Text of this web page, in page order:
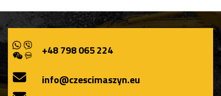
+48 798 065 224
info@czescimaszyn.eu